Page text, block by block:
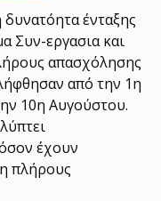
ένταξης
Συν-εργασια και
απασχόλησης
από την 1η
10η Αυγούστου.
έχουν
πλήρους